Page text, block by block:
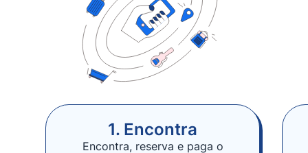
1. Encontra
Encontra, reserva e paga o